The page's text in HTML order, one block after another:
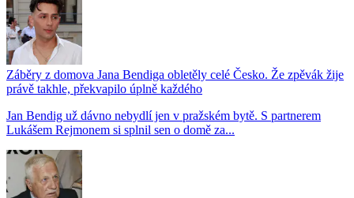
Záběry z domova Jana Bendiga obletěly celé Česko. Že zpěvák žije
právě takhle, překvapilo úplně každého
Jan Bendig už dávno nebydlí jen v pražském bytě. S partnerem
Lukášem Rejmonem si splnil sen o domě za...